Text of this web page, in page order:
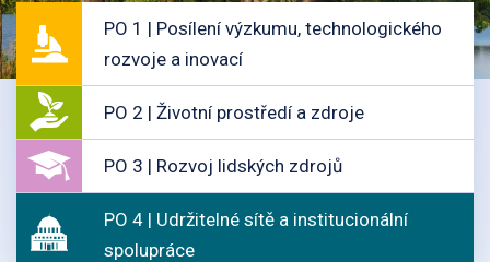
PO 1 | Posílení výzkumu, technologického
rozvoje a inovací
PO 2 | Životní prostředí a zdroje
PO 3 | Rozvoj lidských zdrojů
PO 4 | Udržitelné sítě a institucionální
spolupráce